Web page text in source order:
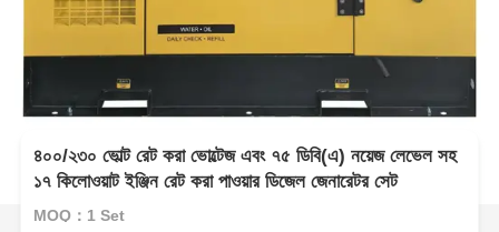
৪০০/২৩০ ভোল্ট রেট করা ভোল্টেজ এবং ৭৫ ডিবি(এ) নয়েজ লেভেল সহ
১৭ কিলোওয়াট ইঞ্জিন রেট করা পাওয়ার ডিজেল জেনারেটর সেট
MOQ：1 Set